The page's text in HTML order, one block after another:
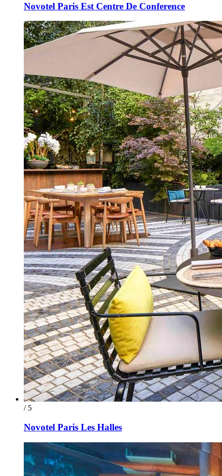
Novotel Paris Est Centre De Conference
/ 5
Novotel Paris Les Halles